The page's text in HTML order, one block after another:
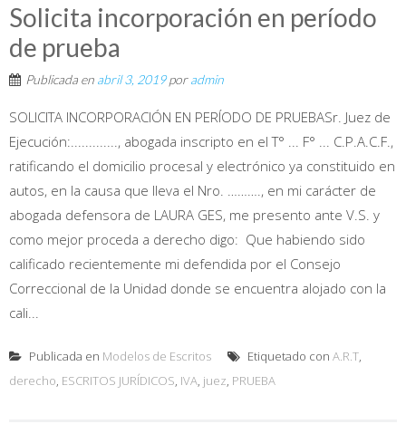
Solicita incorporación en período
de prueba
Publicada en abril 3, 2019poradmin
SOLICITA INCORPORACIÓN EN PERÍODO DE PRUEBASr. Juez de
Ejecución:............., abogada inscripto en el T° ... F° ... C.P.A.C.F.,
ratificando el domicilio procesal y electrónico ya constituido en
autos, en la causa que lleva el Nro. ………., en mi carácter de
abogada defensora de LAURA GES, me presento ante V.S. y
como mejor proceda a derecho digo: Que habiendo sido
calificado recientemente mi defendida por el Consejo
Correccional de la Unidad donde se encuentra alojado con la
cali...
Publicada en Modelos de Escritos Etiquetado con A.R.T,
derecho, ESCRITOS JURÍDICOS, IVA, juez, PRUEBA